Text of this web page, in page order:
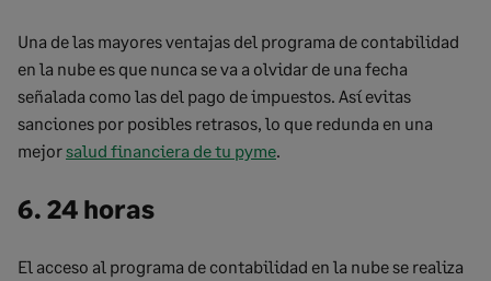
Una de las mayores ventajas del programa de contabilidad
en la nube es que nunca se va a olvidar de una fecha
señalada como las del pago de impuestos. Así evitas
sanciones por posibles retrasos, lo que redunda en una
mejor salud financiera de tu pyme
6. 24 horas
El acceso al programa de contabilidad en la nube se realiza